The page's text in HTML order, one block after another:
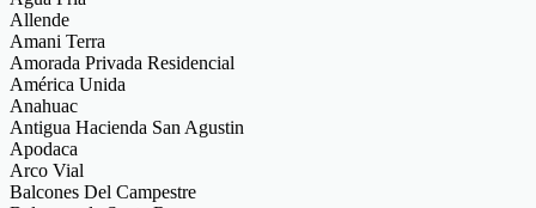
Allende
Amani Terra
Amorada Privada Residencial
América Unida
Anahuac
Antigua Hacienda San Agustin
Apodaca
Arco Vial
Balcones Del Campestre